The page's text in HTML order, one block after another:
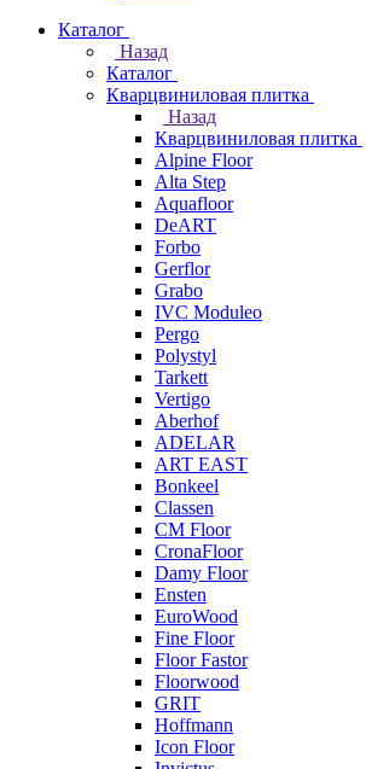
Каталог
Назад
Каталог
Кварцвиниловая плитка
Назад
Кварцвиниловая плитка
Alpine Floor
Alta Step
Aquafloor
DeART
Forbo
Gerflor
Grabo
IVC Moduleo
Pergo
Polystyl
Tarkett
Vertigo
Aberhof
ADELAR
ART EAST
Bonkeel
Classen
CM Floor
CronaFloor
Damy Floor
Ensten
EuroWood
Fine Floor
Floor Fastor
Floorwood
GRIT
Hoffmann
Icon Floor